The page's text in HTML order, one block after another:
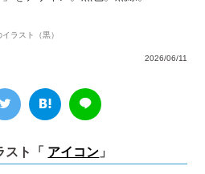
ラスト（黒）
2026/06/11
スト「 アイコン 」